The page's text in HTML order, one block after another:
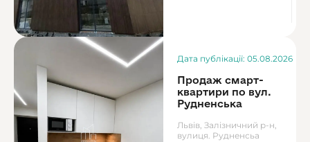
Дата публікації: 05.08.2026
Продаж смарт-
квартири по вул.
Рудненська
Львів, Залізничний р-н,
вулиця. Рудненсьа